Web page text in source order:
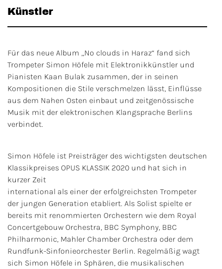
Künstler
Für das neue Album „No clouds in Haraz“ fand sich
Trompeter Simon Höfele mit Elektronikkünstler und
Pianisten Kaan Bulak zusammen, der in seinen
Kompositionen die Stile verschmelzen lässt, Einflüsse
aus dem Nahen Osten einbaut und zeitgenössische
Musik mit der elektronischen Klangsprache Berlins
verbindet.
Simon Höfele ist Preisträger des wichtigsten deutschen
Klassikpreises OPUS KLASSIK 2020 und hat sich in
kurzer Zeit
international als einer der erfolgreichsten Trompeter
der jungen Generation etabliert. Als Solist spielte er
bereits mit renommierten Orchestern wie dem Royal
Concertgebouw Orchestra, BBC Symphony, BBC
Philharmonic, Mahler Chamber Orchestra oder dem
Rundfunk-Sinfonieorchester Berlin. Regelmäßig wagt
sich Simon Höfele in Sphären, die musikalischen